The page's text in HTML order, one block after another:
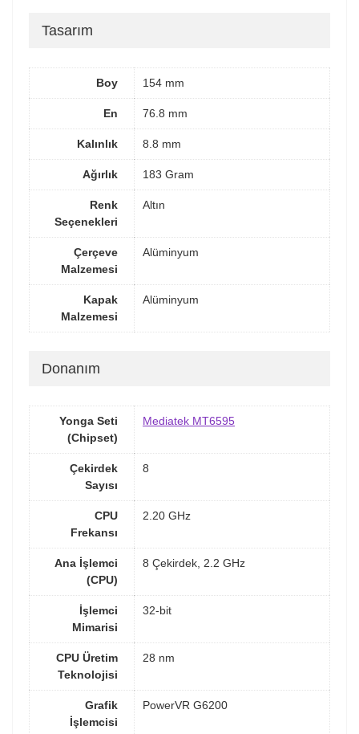
Tasarım
Boy 154 mm
En 76.8 mm
Kalınlık 8.8 mm
Ağırlık 183 Gram
Renk
Seçenekleri
Altın
Çerçeve
Malzemesi
Alüminyum
Kapak
Malzemesi
Alüminyum
Donanım
Yonga Seti
(Chipset)
Mediatek MT6595
Çekirdek
Sayısı
8
CPU
Frekansı
2.20 GHz
Ana İşlemci
(CPU)
8 Çekirdek, 2.2 GHz
İşlemci
Mimarisi
32-bit
CPU Üretim
Teknolojisi
28 nm
Grafik
İşlemcisi
PowerVR G6200